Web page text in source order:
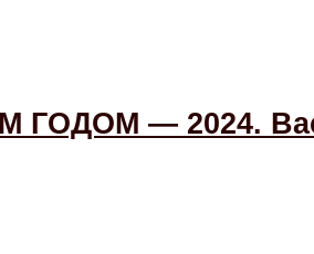
— 2024.